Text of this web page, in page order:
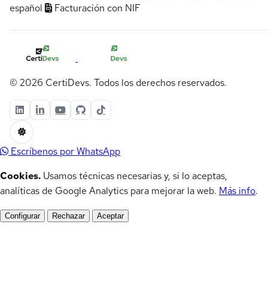
español
Facturación con NIF
© 2026 CertiDevs. Todos los derechos reservados.
Escríbenos por WhatsApp
Cookies. Usamos técnicas necesarias y, si lo aceptas,
analíticas de Google Analytics para mejorar la web. Más info.
Configurar Rechazar Aceptar